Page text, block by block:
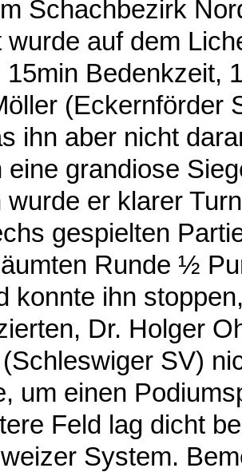
Schachbezirk
wurde auf dem
Bedenkzeit,
(Eckernförder
ihn aber nicht
eine grandiose
wurde er klarer
gespielten
Runde ½
konnte ihn
Dr. Holger
SV)
um einen
Feld lag dicht
System.